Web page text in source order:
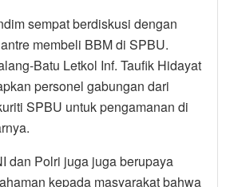
sempat berdiskusi dengan
membeli BBM di SPBU.
Batu Letkol Inf. Taufik Hidayat
personel gabungan dari
SPBU untuk pengamanan di
dan Polri juga juga berupaya
kepada masyarakat bahwa